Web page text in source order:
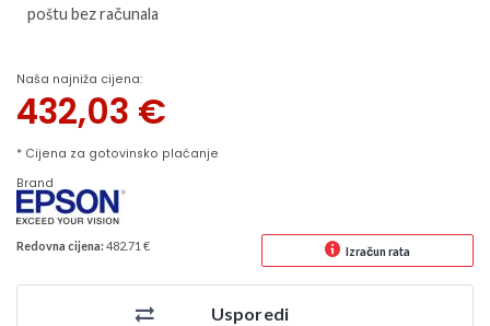
poštu bez računala
Naša najniža cijena:
432,03 €
* Cijena za gotovinsko plaćanje
Brand
Redovna cijena: 482.71 € Izračun rata
Usporedi